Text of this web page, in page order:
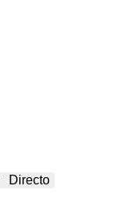
Directo